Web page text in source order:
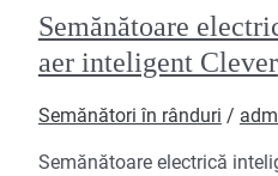
Semănătoare
aer inteligent Clever
Semănători în rânduri /
Semănătoare electrică